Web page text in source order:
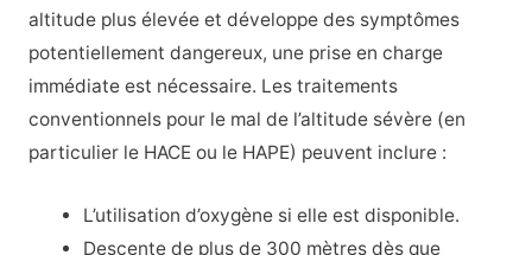
altitude plus élevée et développe des symptômes
potentiellement dangereux, une prise en charge
immédiate est nécessaire. Les traitements
conventionnels pour le mal de l’altitude sévère (en
particulier le HACE ou le HAPE) peuvent inclure :
L’utilisation d’oxygène si elle est disponible.
Descente de plus de 300 mètres dès que